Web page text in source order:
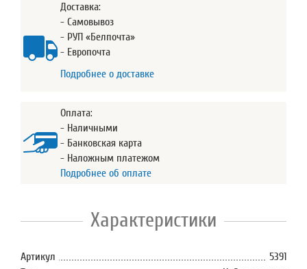
Доставка:
- Самовывоз
- РУП «Белпочта»
- Европочта
Подробнее о доставке
Оплата:
- Наличными
- Банковская карта
- Наложным платежом
Подробнее об оплате
Характеристики
Артикул
5391